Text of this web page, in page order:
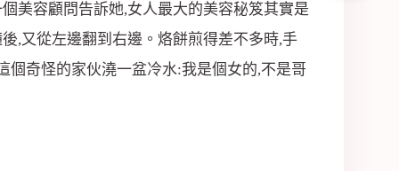
美容顧問告訴她,女人最大的美容秘笈其實是
,又從左邊翻到右邊。烙餅煎得差不多時,手
個奇怪的家伙澆一盆冷水:我是個女的,不是哥